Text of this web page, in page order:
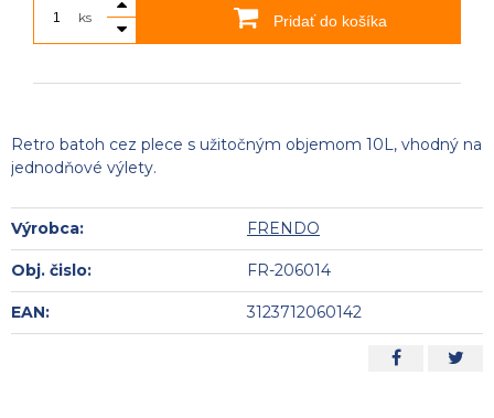
ks Pridať do košíka
Retro batoh cez plece s užitočným objemom 10L, vhodný na
jednodňové výlety.
Výrobca: FRENDO
Obj. čislo: FR-206014
EAN: 3123712060142